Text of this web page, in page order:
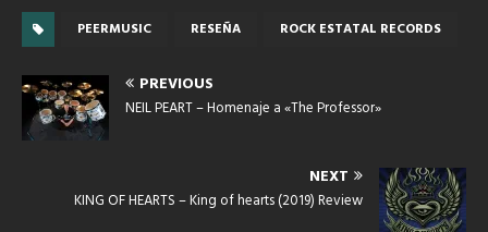
PEERMUSIC RESEÑA ROCK ESTATAL RECORDS
PREVIOUS
NEIL PEART – Homenaje a «The Professor»
NEXT
KING OF HEARTS – King of hearts (2019) Review